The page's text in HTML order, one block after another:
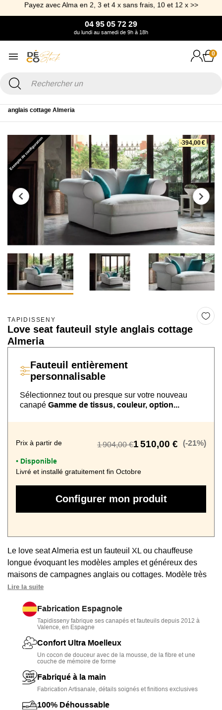
Payez avec Alma en 2, 3 et 4 x sans frais, 10 et 12 x >>
04 95 05 72 29
du lundi au samedi de 9h à 18h
0
anglais cottage Almeria
-394,00 €
TAPIDISSENY
Love seat fauteuil style anglais cottage
Almeria
Fauteuil entièrement
personnalisable
Sélectionnez tout ou presque sur votre nouveau
canapé Gamme de tissus, couleur, option...
Prix à partir de 1 904,00 €1 510,00 € (-21%)
• Disponible
Livré et installé gratuitement fin Octobre
Configurer mon produit
Le love seat Almeria est un fauteuil XL ou chauffeuse
longue évoquant les modèles amples et généreux des
maisons de campagnes anglais ou cottages. Modèle très
chaleureux à gros accoudoirs ronds habillable en lin ou en
et assise option plumes. Personnalisable et déhoussable.
Lire la suite
Fabrication Espagnole
Tapidisseny fabrique ses canapés et fauteuils depuis 2012 à
Valence, en Espagne
Confort Ultra Moelleux
Un cocon de douceur avec de la mousse, de la fibre et une
couche de mémoire de forme
Fabriqué à la main
Fabrication Artisanale, détails soignés et finitions exclusives
100% Déhoussable